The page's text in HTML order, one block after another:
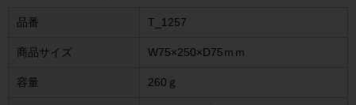
品番 T_1257
商品サイズ W75×250×D75ｍｍ
容量 260ｇ